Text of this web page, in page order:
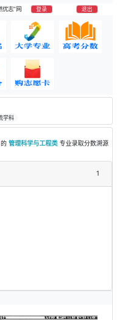
优志”网 登录 退出
学科
的 管理科学与工程类 专业录取分数溯源
1